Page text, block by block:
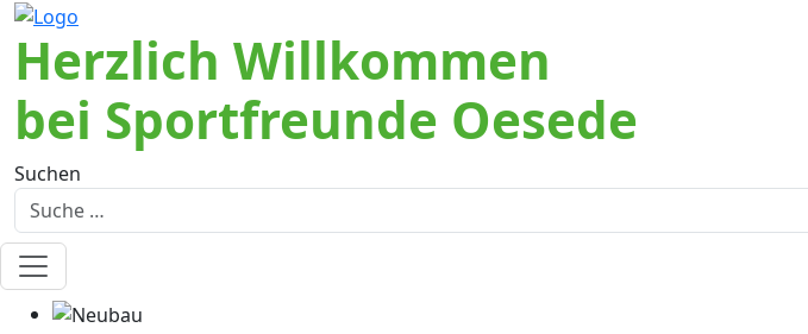
Herzlich Willkommen
bei Sportfreunde Oesede
Suchen